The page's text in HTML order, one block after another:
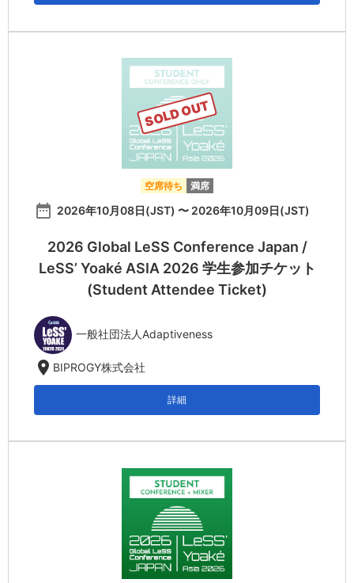
SOLD OUT
空席待ち 満席
date_range 2026年10月08日(JST) 〜 2026年10月09日(JST)
2026 Global LeSS Conference Japan /
LeSS’ Yoaké ASIA 2026 学生参加チケット
(Student Attendee Ticket)
一般社団法人Adaptiveness
location_on BIPROGY株式会社
詳細